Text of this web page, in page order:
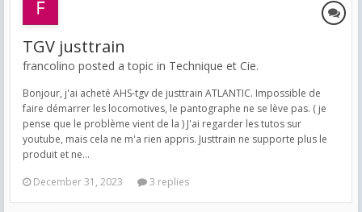
TGV justtrain
francolino posted a topic in Technique et Cie.
Bonjour, j'ai acheté AHS-tgv de justtrain ATLANTIC. Impossible de
faire démarrer les locomotives, le pantographe ne se lève pas. ( je
pense que le problème vient de la ) J'ai regarder les tutos sur
youtube, mais cela ne m'a rien appris. Justtrain ne supporte plus le
produit et ne...
December 31, 2023
3 replies